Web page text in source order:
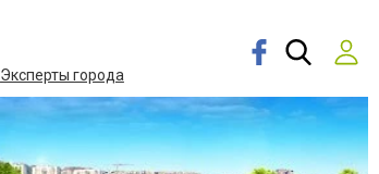
Эксперты города